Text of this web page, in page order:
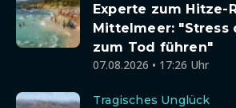
Experte zum Hitze-
Mittelmeer: "Stress
zum Tod führen"
07.08.2026 • 17:26 Uhr
Tragisches Unglück